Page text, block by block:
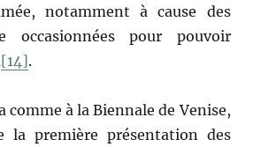
notamment à cause des
occasionnées pour pouvoir
[14].
comme à la Biennale de Venise,
la première présentation des